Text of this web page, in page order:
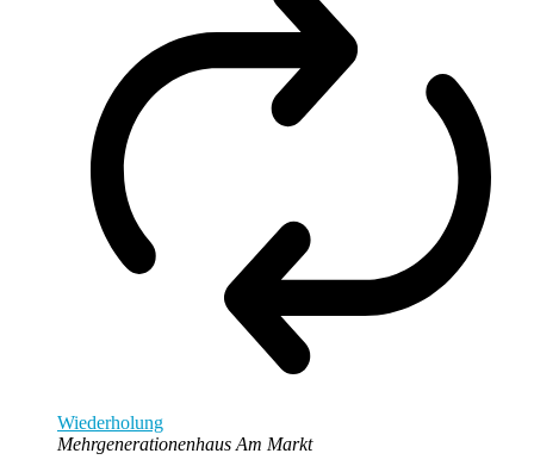
Wiederholung
Mehrgenerationenhaus Am Markt